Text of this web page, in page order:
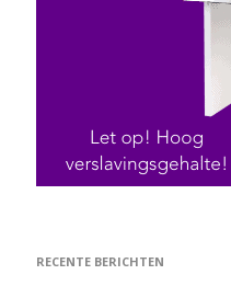
RECENTE BERICHTEN